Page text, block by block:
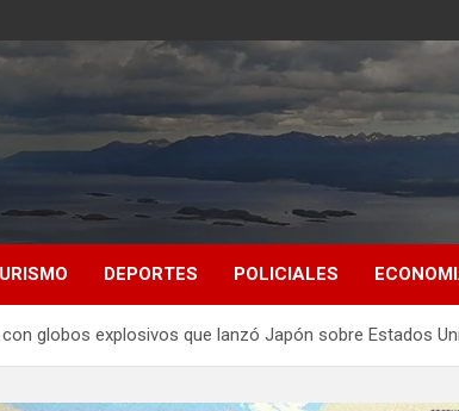
DEPORTES POLICIALES
globos explosivos que lanzó Japón sobre Estados